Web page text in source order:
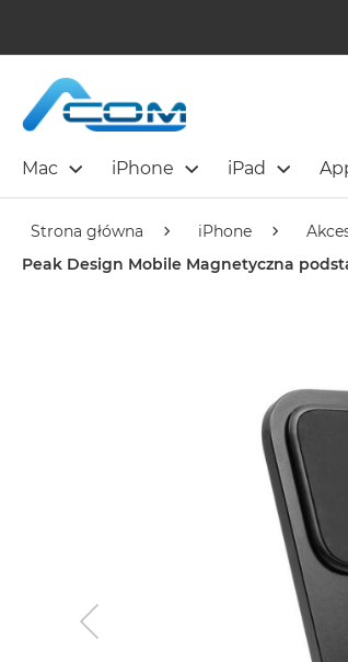
Mac iPhone iPad
Strona główna iPhone
Peak Design Mobile Magnetyczna